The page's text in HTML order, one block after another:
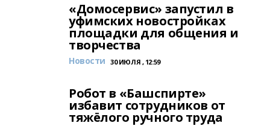
«Домосервис» запустил в
уфимских новостройках
площадки для общения и
творчества
Новости 30 ИЮЛЯ , 12:59
Робот в «Башспирте»
избавит сотрудников от
тяжёлого ручного труда